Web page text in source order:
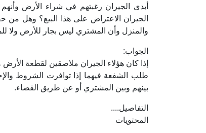
أبدى الجيران رغبتهم في شراء الأرض
الجيران الاعتراض على هذا البيع؟ وهل
والمنزل وأن المشتري ليس بجار للأرض ولا
الجواب:
إذا كان هؤلاء الجيران ملاصقين لقطعة
طلب الشفعة فيهما إذا توافرت الشروط
بينهم وبين المشتري أو عن طريق القضاء.
التفاصيل....
المحتويات